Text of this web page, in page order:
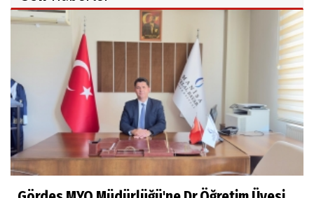
Beyaz Gömlekli Adam!
Prof.Dr.Ayşe İLKER
Adı Sanı Olmak
Eylül SEYHAN
Gezerken Zamanın Kollarındaki Ruhuma
Rastlamak